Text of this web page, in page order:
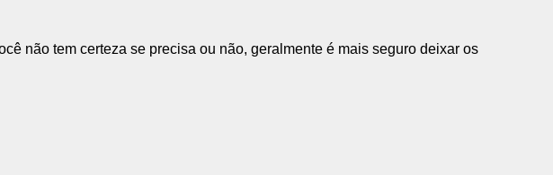
não tem certeza se precisa ou não, geralmente é mais seguro deixar os